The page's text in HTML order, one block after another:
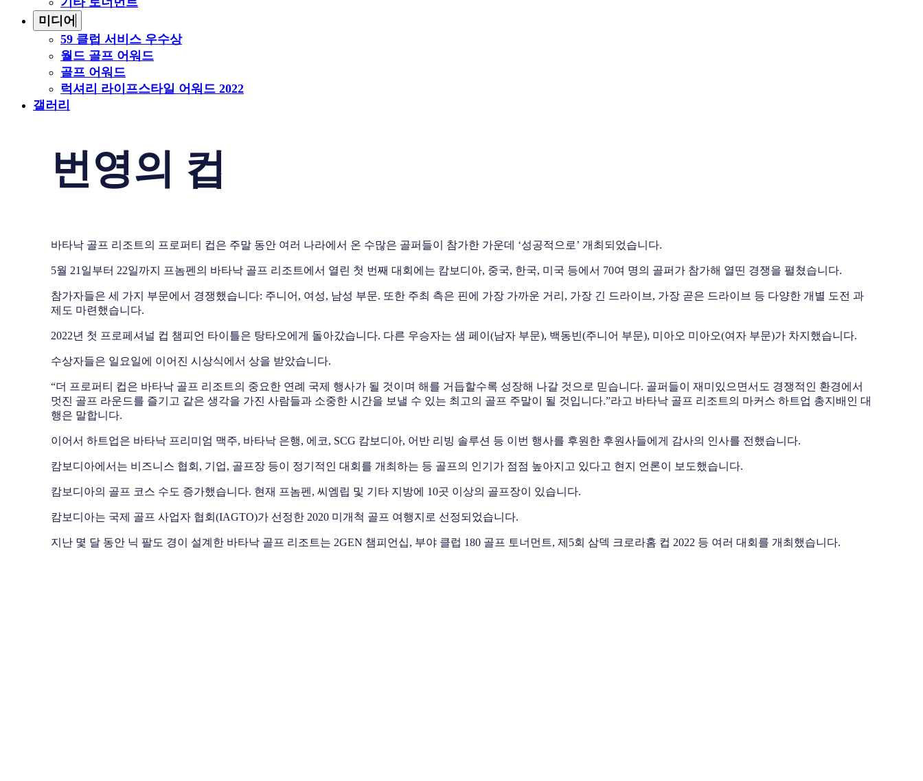
미디어
59 클럽 서비스 우수상
월드 골프 어워드
골프 어워드
럭셔리 라이프스타일 어워드 2022
갤러리
번영의 컵
바타낙 골프 리조트의 프로퍼티 컵은 주말 동안 여러 나라에서 온 수많은 골퍼들이 참가한 가운데 ‘성공적으로’ 개최되었습니다.
5월 21일부터 22일까지 프놈펜의 바타낙 골프 리조트에서 열린 첫 번째 대회에는 캄보디아, 중국, 한국, 미국 등에서 70여 명의 골퍼가 참가해 열띤 경쟁을 펼쳤습니다.
참가자들은 세 가지 부문에서 경쟁했습니다: 주니어, 여성, 남성 부문. 또한 주최 측은 핀에 가장 가까운 거리, 가장 긴 드라이브, 가장 곧은 드라이브 등 다양한 개별 도전 과
제도 마련했습니다.
2022년 첫 프로페셔널 컵 챔피언 타이틀은 탕타오에게 돌아갔습니다. 다른 우승자는 샘 페이(남자 부문), 백동빈(주니어 부문), 미아오 미아오(여자 부문)가 차지했습니다.
수상자들은 일요일에 이어진 시상식에서 상을 받았습니다.
“더 프로퍼티 컵은 바타낙 골프 리조트의 중요한 연례 국제 행사가 될 것이며 해를 거듭할수록 성장해 나갈 것으로 믿습니다. 골퍼들이 재미있으면서도 경쟁적인 환경에서
멋진 골프 라운드를 즐기고 같은 생각을 가진 사람들과 소중한 시간을 보낼 수 있는 최고의 골프 주말이 될 것입니다.”라고 바타낙 골프 리조트의 마커스 하트업 총지배인 대
행은 말합니다.
이어서 하트업은 바타낙 프리미엄 맥주, 바타낙 은행, 에코, SCG 캄보디아, 어반 리빙 솔루션 등 이번 행사를 후원한 후원사들에게 감사의 인사를 전했습니다.
캄보디아에서는 비즈니스 협회, 기업, 골프장 등이 정기적인 대회를 개최하는 등 골프의 인기가 점점 높아지고 있다고 현지 언론이 보도했습니다.
캄보디아의 골프 코스 수도 증가했습니다. 현재 프놈펜, 씨엠립 및 기타 지방에 10곳 이상의 골프장이 있습니다.
캄보디아는 국제 골프 사업자 협회(IAGTO)가 선정한 2020 미개척 골프 여행지로 선정되었습니다.
지난 몇 달 동안 닉 팔도 경이 설계한 바타낙 골프 리조트는 2GEN 챔피언십, 부야 클럽 180 골프 토너먼트, 제5회 삼덱 크로라홈 컵 2022 등 여러 대회를 개최했습니다.